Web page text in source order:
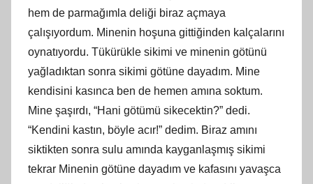
hem de parmağımla deliği biraz açmaya
çalışıyordum. Minenin hoşuna gittiğinden kalçalarını
oynatıyordu. Tükürükle sikimi ve minenin götünü
yağladıktan sonra sikimi götüne dayadım. Mine
kendisini kasınca ben de hemen amına soktum.
Mine şaşırdı, “Hani götümü sikecektin?” dedi.
“Kendini kastın, böyle acır!” dedim. Biraz amını
siktikten sonra sulu amında kayganlaşmış sikimi
tekrar Minenin götüne dayadım ve kafasını yavaşca